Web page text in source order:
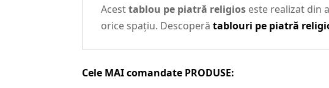
Acesttablou pe piatră religios este realizat din
orice spațiu. Descoperătablouri pe piatră
Cele MAI comandate PRODUSE: